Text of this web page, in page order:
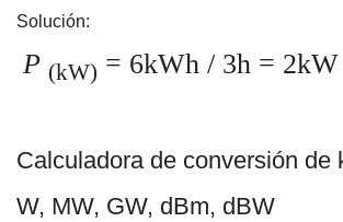
Solución:
P (kW) = 6kWh / 3h = 2kW
Calculadora de conversión de
W, MW, GW, dBm, dBW